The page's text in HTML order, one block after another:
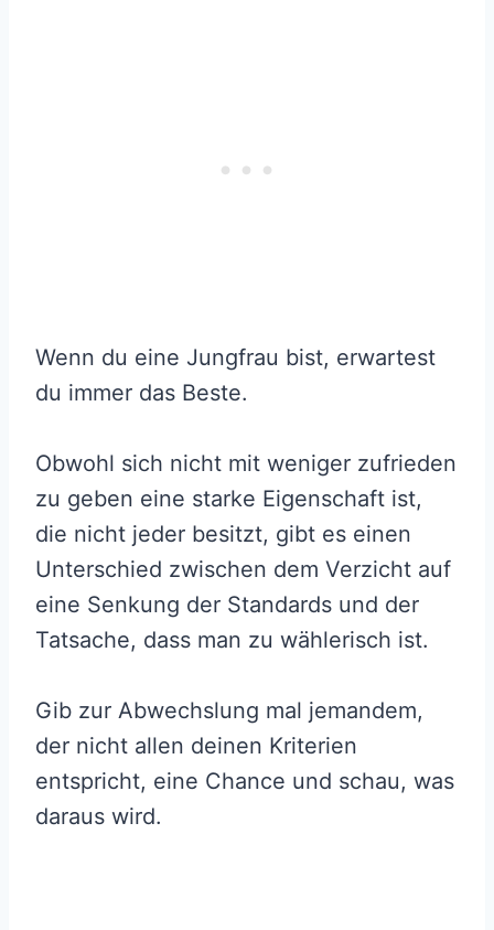
Wenn du eine Jungfrau bist, erwartest
du immer das Beste.
Obwohl sich nicht mit weniger zufrieden
zu geben eine starke Eigenschaft ist,
die nicht jeder besitzt, gibt es einen
Unterschied zwischen dem Verzicht auf
eine Senkung der Standards und der
Tatsache, dass man zu wählerisch ist.
Gib zur Abwechslung mal jemandem,
der nicht allen deinen Kriterien
entspricht, eine Chance und schau, was
daraus wird.